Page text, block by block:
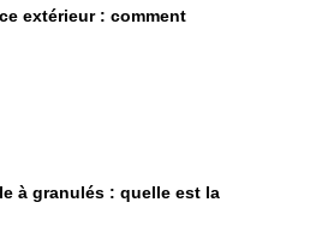
extérieur : comment
à granulés : quelle est la